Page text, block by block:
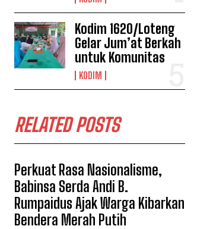
Kodim 1620/Loteng
Gelar Jum’at Berkah
untuk Komunitas
KODIM
RELATED POSTS
Perkuat Rasa Nasionalisme,
Babinsa Serda Andi B.
Rumpaidus Ajak Warga Kibarkan
Bendera Merah Putih